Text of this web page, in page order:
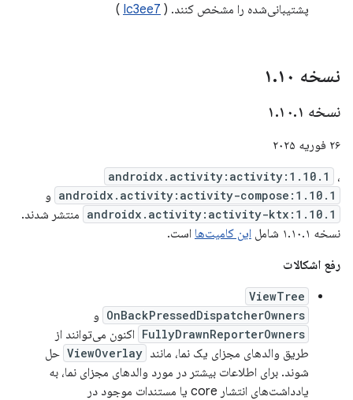
پشتیبانی‌شده را مشخص کنند. ( Ic3ee7
)
نسخه ۱ .۱۰
نسخه ۱ .۱۰.۱
۲۶ فوریه ۲۰۲۵
androidx.activity:activity:1.10.1 ،
androidx.activity:activity-compose:1.10.1 و
androidx.activity:activity-ktx:1.10.1 منتشر شدند.
نسخه ۱.۱۰.۱ شامل
این کامیت‌ها است.
رفع اشکالات
ViewTree
OnBackPressedDispatcherOwners و
FullyDrawnReporterOwners اکنون می‌توانند از
طریق والدهای مجزای یک نما، مانند ViewOverlay حل
شوند. برای اطلاعات بیشتر در مورد والدهای مجزای نما، به
یادداشت‌های انتشار core یا مستندات موجود در